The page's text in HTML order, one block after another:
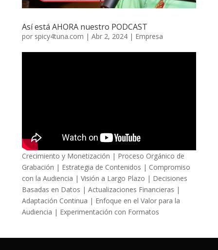
Así está AHORA nuestro PODCAST
por spicy4tuna.com | Abr 2, 2024| Empresa
Crecimiento y Monetización | Proceso Orgánico de
Grabación | Estrategia de Contenidos | Compromiso
con la Audiencia | Visión a Largo Plazo | Decisiones
Basadas en Datos | Actualizaciones Financieras |
Adaptación Continua | Enfoque en el Valor para la
Audiencia | Experimentación con Formatos